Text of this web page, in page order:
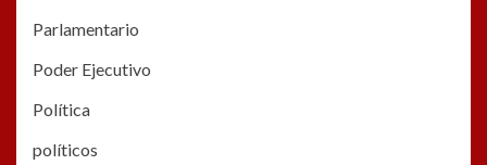
Parlamentario
Poder Ejecutivo
Política
políticos